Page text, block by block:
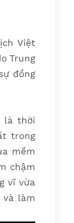
Việt
Trung
đồng
là thời
trong
mềm
chậm
vĩ vừa
làm